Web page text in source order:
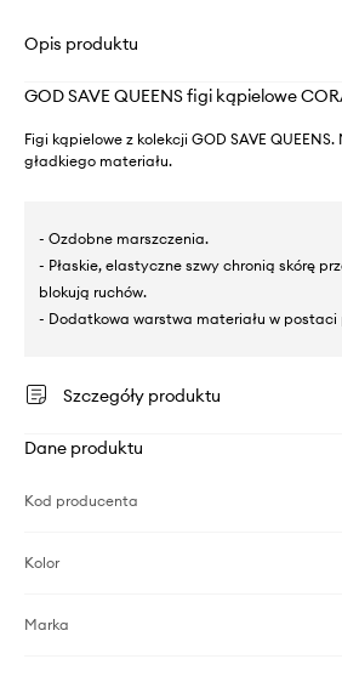
Opis produktu
GOD SAVE QUEENS figi kąpielowe
Figi kąpielowe z kolekcji GOD SAVE
gładkiego materiału.
- Ozdobne marszczenia.
- Płaskie, elastyczne szwy chronią skórę
blokują ruchów.
- Dodatkowa warstwa materiału w postaci
Szczegóły produktu
Dane produktu
Kod producenta
Kolor
Marka